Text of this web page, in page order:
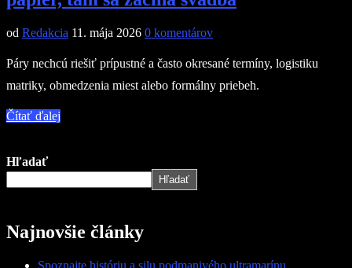
od Redakcia 11. mája 2026 0 komentárov
Páry nechcú riešiť prípustné a často okresané termíny, logistiku
matriky, obmedzenia miest alebo formálny priebeh.
Čítať ďalej
Hľadať
Hľadať
Najnovšie články
Spoznajte históriu a silu podmanivého ultramarínu